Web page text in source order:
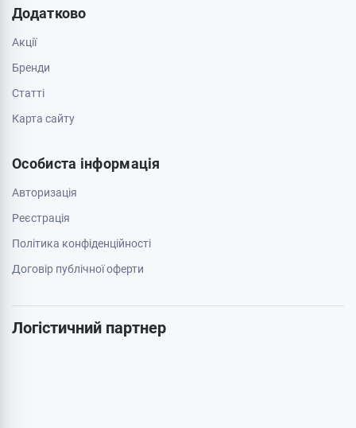
Обмін та повернення
Зв'яжіться з нами
0 800 403 173
044 334 54 27
063 789 66 52
Додатково
Акції
Бренди
Карта сайту